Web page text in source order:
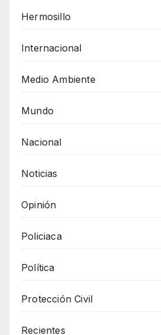
Hermosillo
Internacional
Medio Ambiente
Mundo
Nacional
Noticias
Opinión
Policiaca
Política
Protección Civil
Recientes